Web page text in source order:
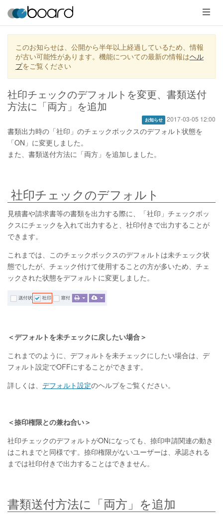
メ
ニ
ュ
ー
このお知らせは、公開から半年以上経過しているため、情報
が古い可能性があります。機能についての最新の情報はヘル
プをご覧ください
社印チェックのデフォルトを変更、書類送付
方法に「両方」を追加
お知らせ 2017-03-05 12:00
書類出力時の「社印」のチェックボックスのデフォルト状態を
「ON」に変更しました。
また、書類送付方法に「両方」を追加しました。
社印チェックのデフォルト
見積書や請求書等の書類を出力する際に、「社印」チェックボッ
クスにチェックを入れて出力すると、社印付きで出力することが
できます。
これまでは、このチェックボックスのデフォルトは未チェック状
態でしたが、チェック付けて使用することの方が多いため、チェ
ックされた状態をデフォルトに変更しました。
＜デフォルトを未チェックに戻したい場合＞
これまでのように、デフォルトを未チェックにしたい場合は、デ
フォルト設定でOFFにすることができます。
詳しくは、 デフォルト設定のヘルプをご覧ください。
＜捺印権限との兼ね合い＞
社印チェックのデフォルトがONになっても、捺印申請関連の動き
はこれまでと同様です。捺印権限がないユーザーは、承認される
までは社印付きで出力することはできません。
書類送付方法に「両方」を追加